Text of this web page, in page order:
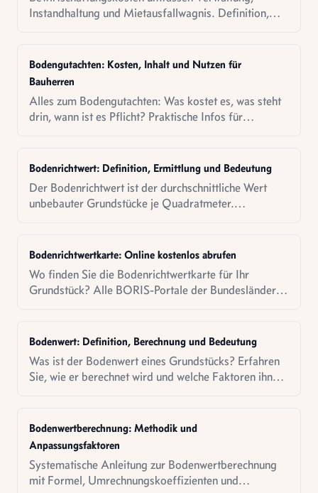
Instandhaltung und Mietausfallwagnis. Definition,
Bodengutachten: Kosten, Inhalt und Nutzen für
Bauherren
Alles zum Bodengutachten: Was kostet es, was steht
drin, wann ist es Pflicht? Praktische Infos für
Bodenrichtwert: Definition, Ermittlung und Bedeutung
Der Bodenrichtwert ist der durchschnittliche Wert
unbebauter Grundstücke je Quadratmeter.
Bodenrichtwertkarte: Online kostenlos abrufen
Wo finden Sie die Bodenrichtwertkarte für Ihr
Grundstück? Alle BORIS-Portale der Bundesländer
Bodenwert: Definition, Berechnung und Bedeutung
Was ist der Bodenwert eines Grundstücks? Erfahren
Sie, wie er berechnet wird und welche Faktoren ihn
Bodenwertberechnung: Methodik und
Anpassungsfaktoren
Systematische Anleitung zur Bodenwertberechnung
mit Formel, Umrechnungskoeffizienten und